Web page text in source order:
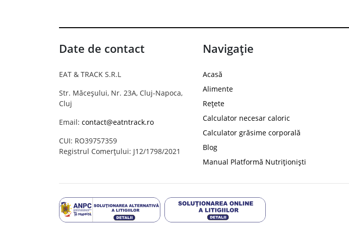
Date de contact
EAT & TRACK S.R.L
Str. Măceșului, Nr. 23A, Cluj-Napoca,
Cluj
Email: contact@eatntrack.ro
CUI: RO39757359
Registrul Comerțului: J12/1798/2021
Navigație
Acasă
Alimente
Rețete
Calculator necesar caloric
Calculator grăsime corporală
Blog
Manual Platformă Nutriționiști